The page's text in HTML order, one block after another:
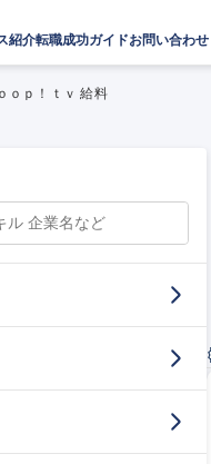
紹介転職成功ガイドお問い合わせ
ｏｐ！ｔｖ 給料